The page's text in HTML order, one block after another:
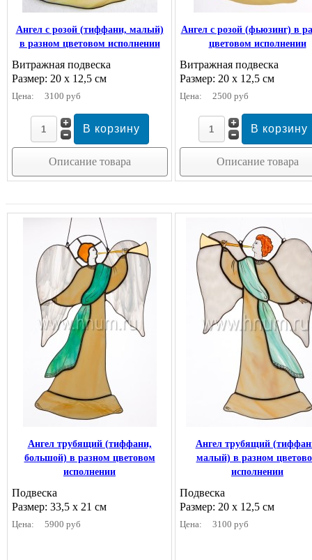
Ангел с розой (тиффани, малый)
в разном цветовом исполнении
Витражная подвеска
Размер: 20 х 12,5 см
Цена: 3100 руб
Описание товара
Ангел с розой (фьюзинг) в
цветовом исполнении
Витражная подвеска
Размер: 20 х 12,5 см
Цена: 2500 руб
Описание товара
Ангел трубящий (тиффани,
большой) в разном цветовом
исполнении
Подвеска
Размер: 33,5 х 21 см
Цена: 5900 руб
Ангел трубящий
малый) в разном
исполнении
Подвеска
Размер: 20 х 12,5 см
Цена: 3100 руб